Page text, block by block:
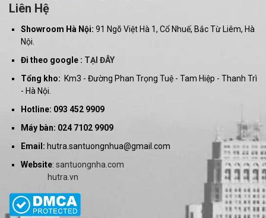
Liên Hệ
Showroom Hà Nội: 91 Ngõ Việt Hà 1, Cổ Nhuế, Bắc Từ Liêm, Hà
Nội.
Đi theo google : TẠI ĐÂY
Tổng kho: Km3 - Đường Phan Trọng Tuệ - Tam Hiệp - Thanh Trì
- Hà Nội.
Hotline: 093 452 9909
Máy bàn: 024 7102 9909
Email: hutra.santuongnhua@gmail.com
Website: santuongnha.com
hutra.vn